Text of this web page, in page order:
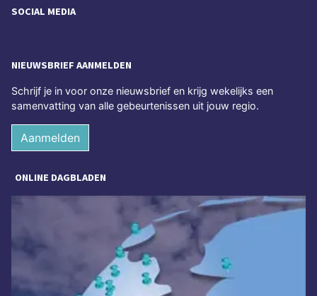
SOCIAL MEDIA
NIEUWSBRIEF AANMELDEN
Schrijf je in voor onze nieuwsbrief en krijg wekelijks een
samenvatting van alle gebeurtenissen uit jouw regio.
Aanmelden
ONLINE DAGBLADEN